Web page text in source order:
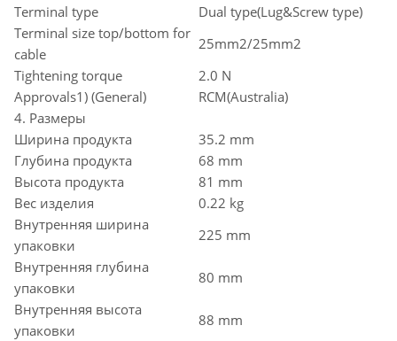
Terminal type
Dual type(Lug&Screw type)
Terminal size top/bottom for
cable
25mm2/25mm2
Tightening torque
2.0 N
Approvals1) (General)
RCM(Australia)
4. Размеры
Ширина продукта
35.2 mm
Глубина продукта
68 mm
Высота продукта
81 mm
Вес изделия
0.22 kg
Внутренняя ширина
упаковки
225 mm
Внутренняя глубина
упаковки
80 mm
Внутренняя высота
упаковки
88 mm